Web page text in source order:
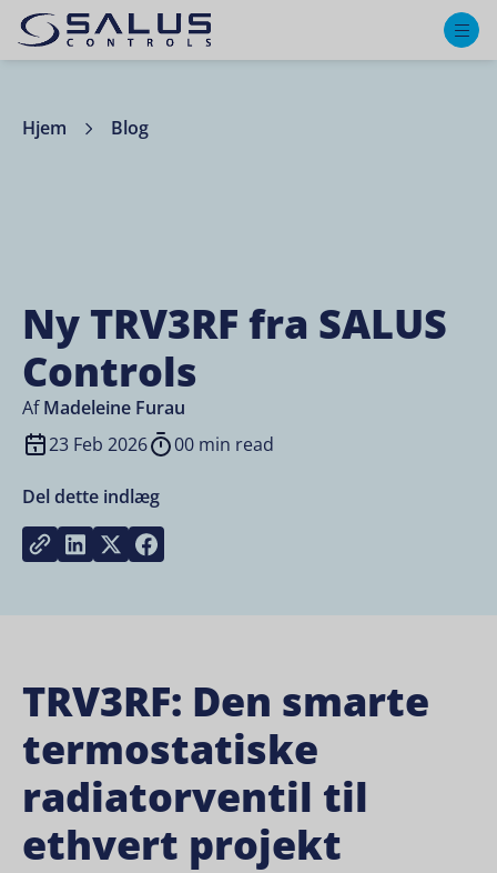
Hjem Blog
Ny TRV3RF fra SALUS
Controls
AfMadeleine Furau
23 Feb 2026
00 min read
Del dette indlæg
Copy linkShare on LinkedIn
Share on Twitter
TRV3RF: Den smarte
termostatiske
radiatorventil til
ethvert projekt